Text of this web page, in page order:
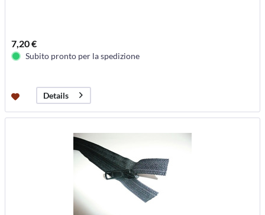
7,20 €
Subito pronto per la spedizione
Details